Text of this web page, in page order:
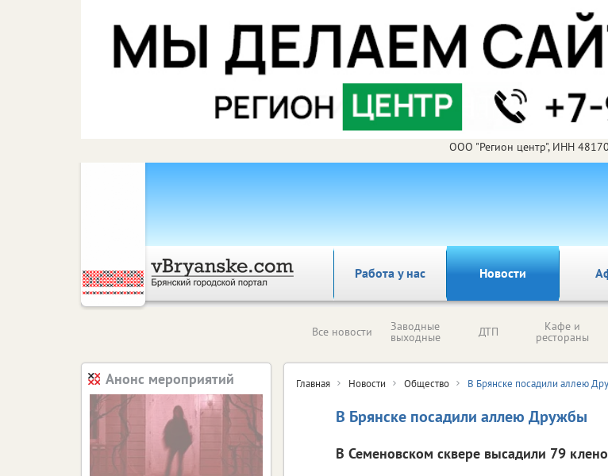
ООО "Регион центр", ИНН
Работа у нас Новости
Все новости Заводные
выходные ДТП Кафе и
рестораны
Главная Новости Общество В Брянске посадили аллею
В Брянске посадили аллею Дружбы
В Семеновском сквере высадили 79
Анонс мероприятий